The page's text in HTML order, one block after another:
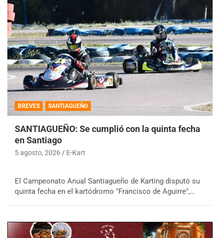
BREVES SANTIAGUEÑO
SANTIAGUEÑO: Se cumplió con la quinta fecha
en Santiago
5 agosto, 2026 E-Kart
El Campeonato Anual Santiagueño de Karting disputó su
quinta fecha en el kartódromo "Francisco de Aguirre",…